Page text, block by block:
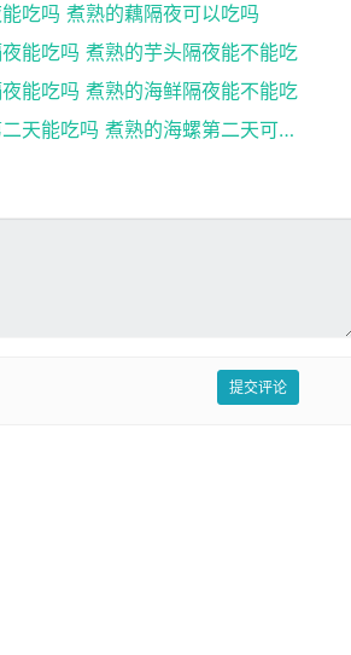
吃吗 煮熟的藕隔夜可以吃吗
能吃吗 煮熟的芋头隔夜能不能吃
能吃吗 煮熟的海鲜隔夜能不能吃
煮熟的海螺第二天能吃吗 煮熟的海螺第二天可以吃吗
提交评论